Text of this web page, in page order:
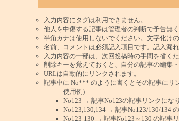
入力内容にタグは利用できません。
他人を中傷する記事は管理者の判断で予告無く
半角カナは使用しないでください。文字化けの
名前、コメントは必須記入項目です。記入漏
入力内容の一部は、次回投稿時の手間を省く
削除キーを覚えておくと、自分の記事の編集・
URLは自動的にリンクされます。
記事中に No*** のように書くとその記事にリ
使用例)
No123 → 記事No123の記事リンクにな
No123,130,134 → 記事No123/130/134
No123-130 → 記事No123～130 の記事